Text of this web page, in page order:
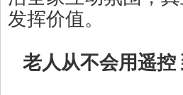
发挥价值。
老人从不会用遥